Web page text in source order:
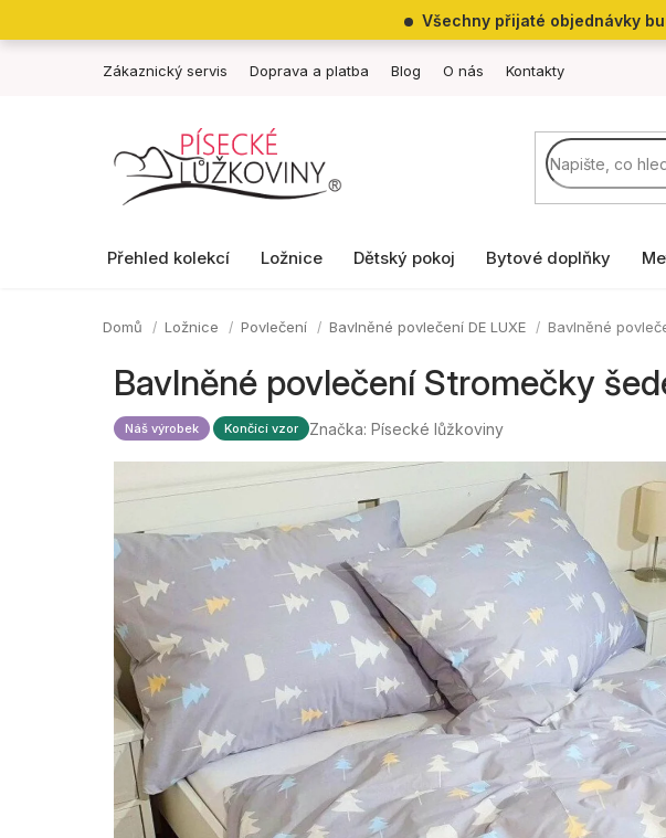
Všechny přijaté objednávky
Zákaznický servis Doprava a platba Blog O nás Kontakty
Přehled kolekcí Ložnice Dětský pokoj Bytové doplňky
Domů Ložnice Povlečení Bavlněné povlečení DE LUXE Bavlněné
Bavlněné povlečení Stromečky
Náš výrobek Končící vzor Značka: Písecké lůžkoviny